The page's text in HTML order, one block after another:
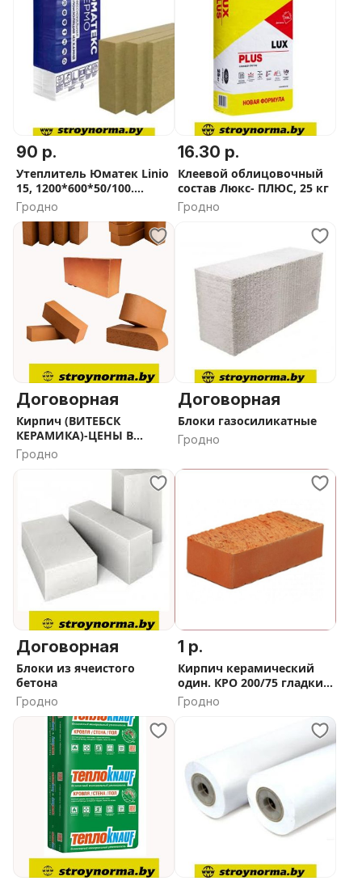
90 р.
Утеплитель Юматек Linio
15, 1200*600*50/100.
АКЦИЯ
Гродно
16.30 р.
Клеевой облицовочный
состав Люкс- ПЛЮС, 25 кг
Гродно
Договорная
Кирпич (ВИТЕБСК
КЕРАМИКА)-ЦЕНЫ В
ОПИСАНИИ
Гродно
Договорная
Блоки газосиликатные
Гродно
Договорная
Блоки из ячеистого
бетона
Гродно
1 р.
Кирпич керамический
один. КРО 200/75 гладкий
250*120*65мм.
РАДОШКОВИЧИ (РБ)
Гродно